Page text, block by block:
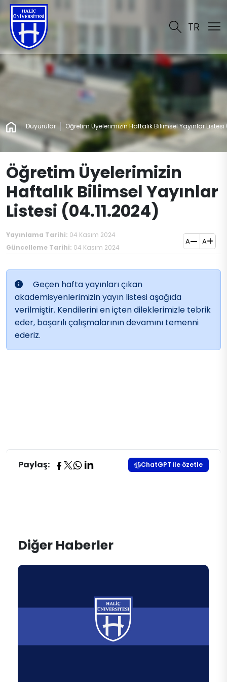
TR
Duyurular Öğretim Üyelerimizin Haftalık Bilimsel Yayınlar Listesi
Öğretim Üyelerimizin
Haftalık Bilimsel Yayınlar
Listesi (04.11.2024)
Yayınlama Tarihi: 04 Kasım 2024
Güncelleme Tarihi: 04 Kasım 2024
A A
Geçen hafta yayınları çıkan
akademisyenlerimizin yayın listesi aşağıda
verilmiştir. Kendilerini en içten dileklerimizle tebrik
eder, başarılı çalışmalarının devamını temenni
ederiz.
Paylaş: ChatGPT ile özetle
Diğer Haberler